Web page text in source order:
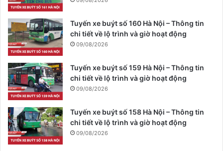
Tuyến xe buýt số 160 Hà Nội – Thông tin
chi tiết về lộ trình và giờ hoạt động
09/08/2026
Tuyến xe buýt số 159 Hà Nội – Thông tin
chi tiết về lộ trình và giờ hoạt động
09/08/2026
Tuyến xe buýt số 158 Hà Nội – Thông tin
chi tiết về lộ trình và giờ hoạt động
09/08/2026